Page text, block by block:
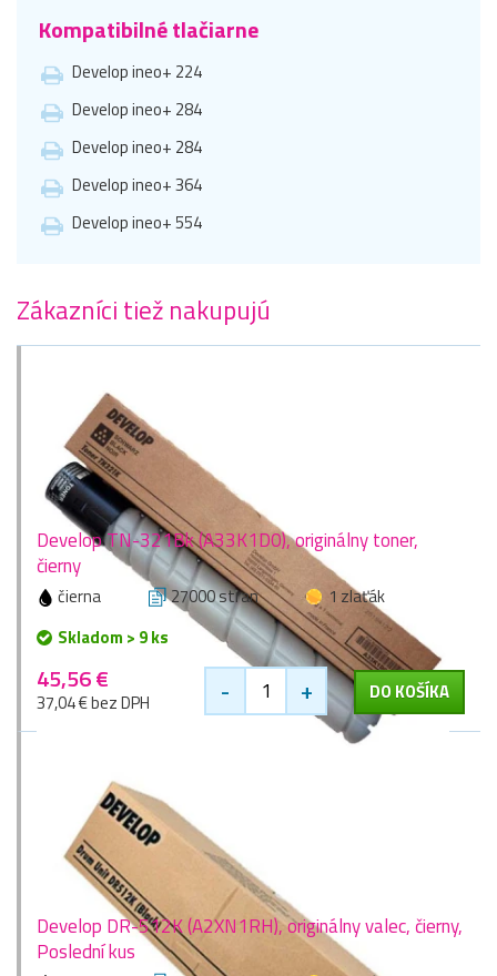
Kompatibilné tlačiarne
Develop ineo+ 224
Develop ineo+ 284
Develop ineo+ 284
Develop ineo+ 364
Develop ineo+ 554
Zákazníci tiež nakupujú
Develop TN-321Bk (A33K1D0), originálny toner,
čierny
čierna 27000 stran
1 zlaťák
Skladom > 9 ks
45,56 €
37,04 € bez DPH - + DO KOŠÍKA
Develop DR-512K (A2XN1RH), originálny valec, čierny,
Poslední kus